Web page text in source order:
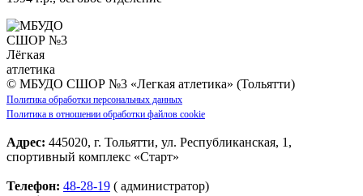
© МБУДО СШОР №3 «Легкая атлетика» (Тольятти)
Политика обработки персональных данных
Политика в отношении обработки файлов cookie
Адрес: 445020, г. Тольятти, ул. Республиканская, 1,
спортивный комплекс «Старт»
Телефон: 48-28-19 ( администратор)